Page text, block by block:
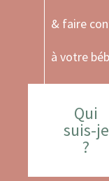
& faire
à votre
Qui
suis-je
?